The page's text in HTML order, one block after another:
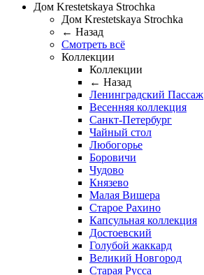
Дом Krestetskaya Strochka
Дом Krestetskaya Strochka
← Назад
Смотреть всё
Коллекции
Коллекции
← Назад
Ленинградский Пассаж
Весенняя коллекция
Санкт-Петербург
Чайный стол
Любогорье
Боровичи
Чудово
Князево
Малая Вишера
Старое Рахино
Капсульная коллекция
Достоевский
Голубой жаккард
Великий Новгород
Старая Русса